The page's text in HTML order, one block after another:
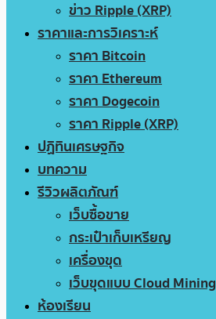
ข่าว Ripple (XRP)
ราคาและการวิเคราะห์
ราคา Bitcoin
ราคา Ethereum
ราคา Dogecoin
ราคา Ripple (XRP)
ปฏิทินเศรษฐกิจ
บทความ
รีวิวผลิตภัณฑ์
เว็บซื้อขาย
กระเป๋าเก็บเหรียญ
เครื่องขุด
เว็บขุดแบบ Cloud Mining
ห้องเรียน